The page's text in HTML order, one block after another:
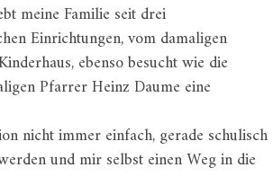
meine Familie seit drei
Einrichtungen, vom damaligen
ebenso besucht wie die
Pfarrer Heinz Daume eine
nicht immer einfach, gerade schulisch
und mir selbst einen Weg in die